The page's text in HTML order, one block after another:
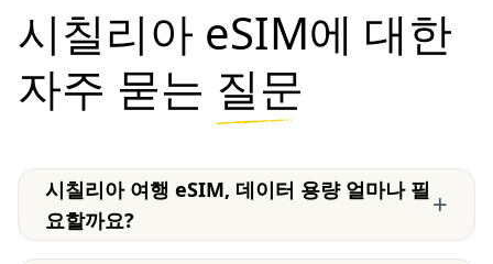
시칠리아 eSIM에 대한
자주 묻는 질문
시칠리아 여행 eSIM, 데이터 용량 얼마나 필
요할까요?
+